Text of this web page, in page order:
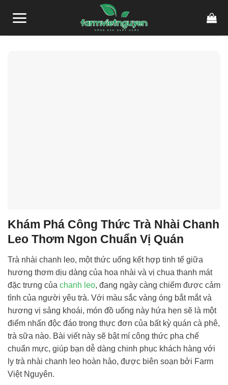
Khám Phá Công Thức Trà Nhài Chanh
Leo Thơm Ngon Chuẩn Vị Quán
Trà nhài chanh leo, một thức uống kết hợp tinh tế giữa
hương thơm dịu dàng của hoa nhài và vị chua thanh mát
đặc trưng của chanh leo, đang ngày càng chiếm được cảm
tình của người yêu trà. Với màu sắc vàng óng bắt mắt và
hương vị sảng khoái, món đồ uống này hứa hẹn sẽ là một
điểm nhấn độc đáo trong thực đơn của bất kỳ quán cà phê,
trà sữa nào. Bài viết này sẽ bật mí công thức pha chế
chuẩn mực, giúp bạn dễ dàng chinh phục khách hàng với
ly trà nhài chanh leo hoàn hảo, được biên soạn bởi Farm
Việt Nguyên.